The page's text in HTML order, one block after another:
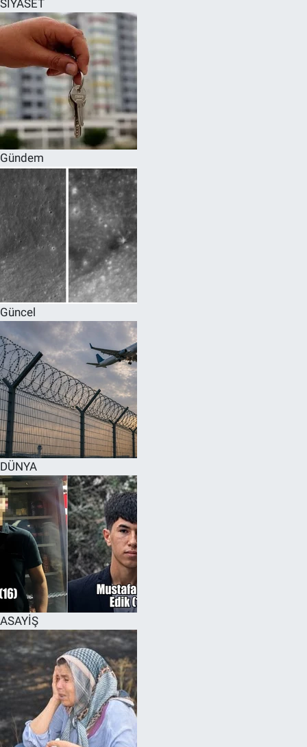
SİYASET
Gündem
Güncel
DÜNYA
ASAYİŞ
SPOR
RESMİ İLANLAR